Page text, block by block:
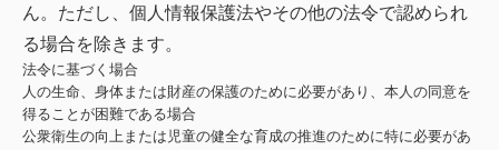
ん。ただし、個人情報保護法やその他の法令で認められ
る場合を除きます。
法令に基づく場合
人の生命、身体または財産の保護のために必要があり、本人の同意を
得ることが困難である場合
公衆衛生の向上または児童の健全な育成の推進のために特に必要があ